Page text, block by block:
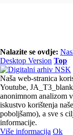
Nalazite se ovdje:
Desktop Version Top
Naša web-stranica
Youtube,
anonimnom analizom
iskustvo korištenja
poboljšamo), a sve s
informacije.
Više informacija Ok